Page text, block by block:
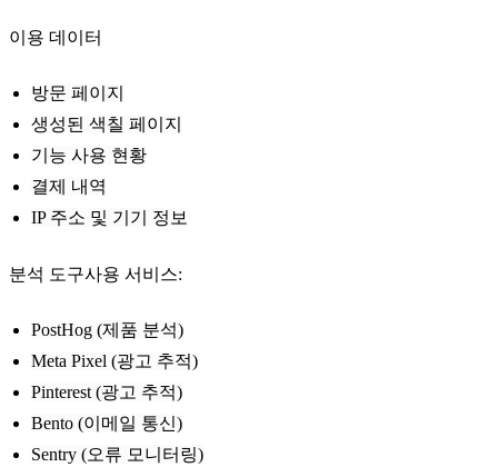
이용 데이터
방문 페이지
생성된 색칠 페이지
기능 사용 현황
결제 내역
IP 주소 및 기기 정보
분석 도구사용 서비스:
PostHog (제품 분석)
Meta Pixel (광고 추적)
Pinterest (광고 추적)
Bento (이메일 통신)
Sentry (오류 모니터링)